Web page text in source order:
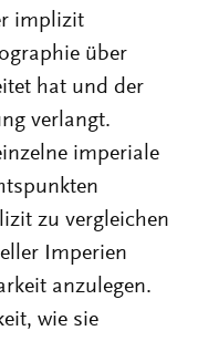
implizit
über
hat und der
verlangt.
imperiale
zu vergleichen
Imperien
anzulegen.
wie sie